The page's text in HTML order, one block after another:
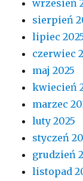
wrzesień
sierpień
lipiec
czerwiec
maj 2025
kwiecień
marzec
luty 2025
styczeń
grudzień
listopad